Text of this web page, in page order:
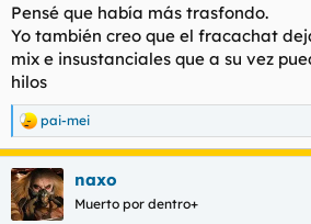
Pensé que había más trasfondo.
Yo también creo que el fracachat
mix e insustanciales que a su vez
hilos
R
e
a
c
c
i
pai-mei
naxo
Muerto por dentro+